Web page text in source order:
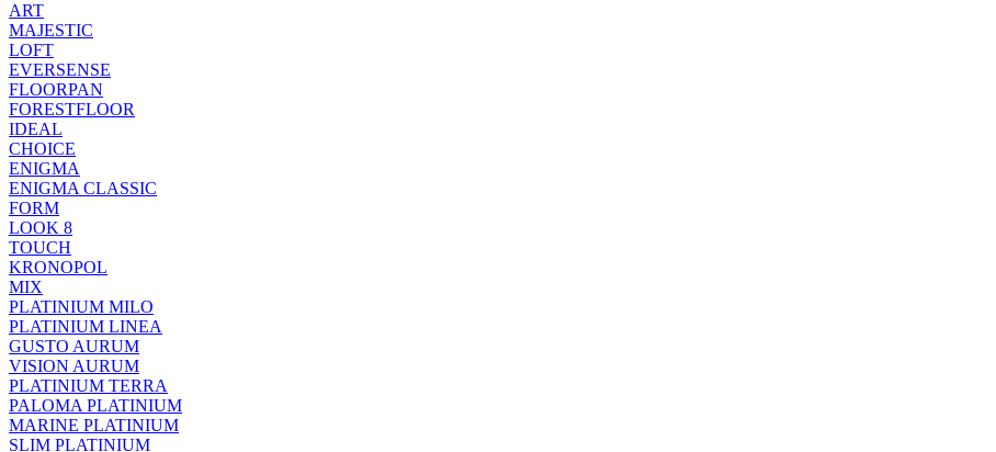
ART
MAJESTIC
LOFT
EVERSENSE
FLOORPAN
FORESTFLOOR
IDEAL
CHOICE
ENIGMA
ENIGMA CLASSIC
FORM
LOOK 8
TOUCH
KRONOPOL
MIX
PLATINIUM MILO
PLATINIUM LINEA
GUSTO AURUM
VISION AURUM
PLATINIUM TERRA
PALOMA PLATINIUM
MARINE PLATINIUM
SLIM PLATINIUM